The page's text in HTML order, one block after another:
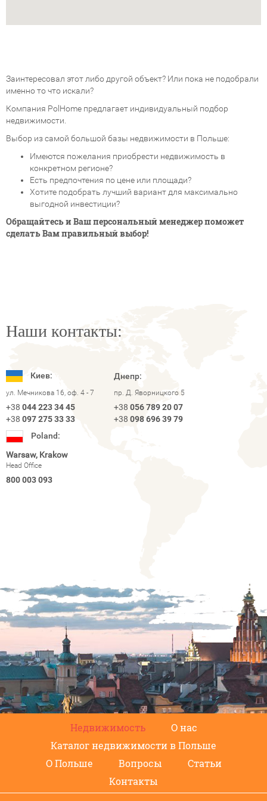
Заинтересовал этот либо другой объект? Или пока не подобрали
именно то что искали?
Компания PolHome предлагает индивидуальный подбор
недвижимости.
Выбор из самой большой базы недвижимости в Польше:
Имеются пожелания приобрести недвижимость в
конкретном регионе?
Есть предпочтения по цене или площади?
Хотите подобрать лучший вариант для максимально
выгодной инвестиции?
Обращайтесь и Ваш персональный менеджер поможет
сделать Вам правильный выбор!
Наши контакты:
Киев:
ул. Мечникова 16, оф. 4 - 7
+38 044 223 34 45
+38 097 275 33 33
Днепр:
пр. Д. Яворницкого 5
+38 056 789 20 07
+38 098 696 39 79
Poland:
Warsaw, Krakow
Head Office
800 003 093
Недвижимость
О нас
Каталог недвижимости в Польше
О Польше
Вопросы
Статьи
Контакты